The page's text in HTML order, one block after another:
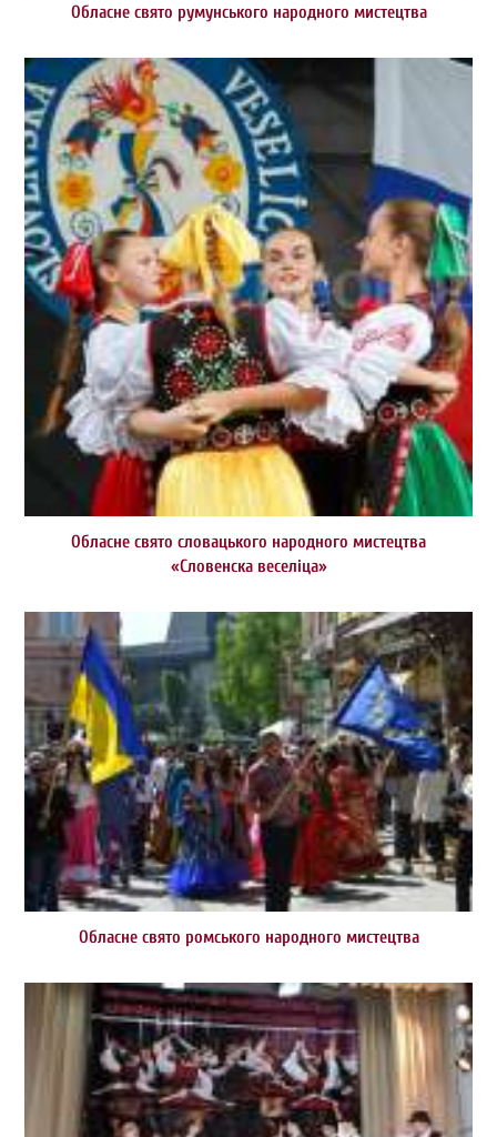
Обласне свято румунського народного мистецтва
Обласне свято словацького народного мистецтва
«Словенска веселіца»
Обласне свято ромського народного мистецтва